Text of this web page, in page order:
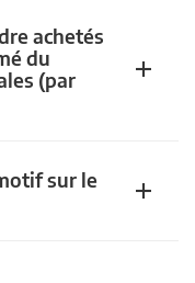
achetés
du
(par
sur le